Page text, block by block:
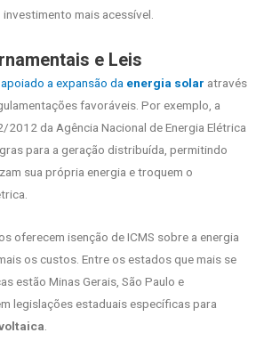
mais acessível.
e Leis
a expansão da energia solar através
favoráveis. Por exemplo, a
da Agência Nacional de Energia Elétrica
para a geração distribuída, permitindo
sua própria energia e troquem o
oferecem isenção de ICMS sobre a energia
os custos. Entre os estados que mais se
estão Minas Gerais, São Paulo e
legislações estaduais específicas para
.